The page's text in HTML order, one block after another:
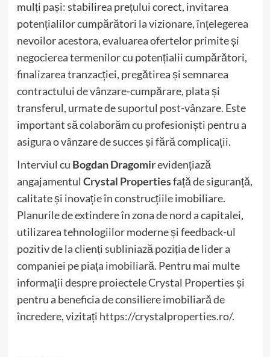
mulți pași: stabilirea prețului corect, invitarea
potențialilor cumpărători la vizionare, înțelegerea
nevoilor acestora, evaluarea ofertelor primite și
negocierea termenilor cu potențialii cumpărători,
finalizarea tranzacției, pregătirea și semnarea
contractului de vânzare-cumpărare, plata și
transferul, urmate de suportul post-vânzare. Este
important să colaborăm cu profesioniști pentru a
asigura o vânzare de succes și fără complicații.
Interviul cu Bogdan Dragomirevidențiază
angajamentul Crystal Propertiesfață de siguranță,
calitate și inovație în construcțiile imobiliare.
Planurile de extindere în zona de nord a capitalei,
utilizarea tehnologiilor moderne și feedback-ul
pozitiv de la clienți subliniază poziția de lider a
companiei pe piața imobiliară. Pentru mai multe
informații despre proiectele Crystal Properties și
pentru a beneficia de consiliere imobiliară de
încredere, vizitați https://crystalproperties.ro/.